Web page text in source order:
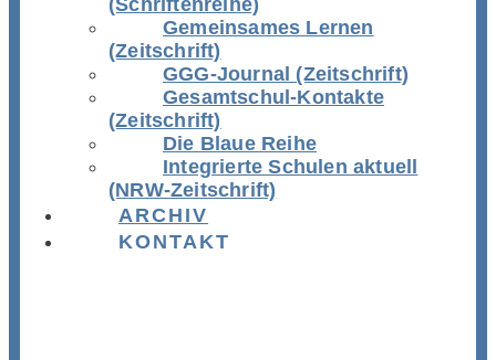
(Schriftenreihe)
Gemeinsames Lernen
(Zeitschrift)
GGG-Journal (Zeitschrift)
Gesamtschul-Kontakte
(Zeitschrift)
Die Blaue Reihe
Integrierte Schulen aktuell
(NRW-Zeitschrift)
ARCHIV
KONTAKT